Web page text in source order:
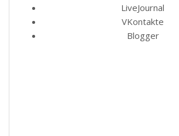
LiveJournal
VKontakte
Blogger